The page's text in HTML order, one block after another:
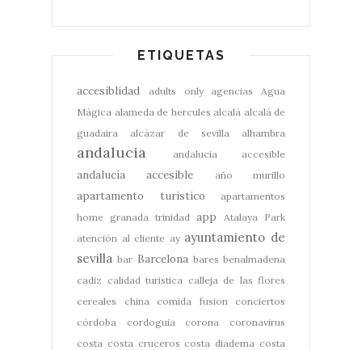
ETIQUETAS
accesiblidad adults only agencias
Agua
Mágica alameda de hercules alcalá alcalá de
guadaíra
alcázar de sevilla alhambra
andalucia andalucia accesible
andalucía accesible año murillo
apartamento turistico
apartamentos
home granada trinidad app
Atalaya Park
atención al cliente ay ayuntamiento de
sevilla bar Barcelona bares benalmadena
cadiz calidad turistica calleja de las flores
cereales
china comida fusion
conciertos
córdoba
cordoguia corona
coronavirus
costa costa cruceros costa diadema costa